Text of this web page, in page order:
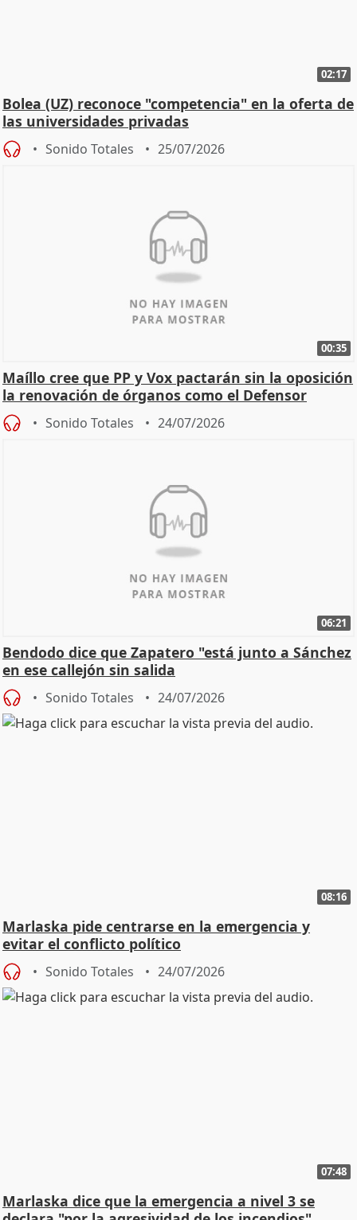
02:17
Bolea (UZ) reconoce "competencia" en la oferta de
las universidades privadas
Sonido Totales 25/07/2026
00:35
Maíllo cree que PP y Vox pactarán sin la oposición
la renovación de órganos como el Defensor
Sonido Totales 24/07/2026
06:21
Bendodo dice que Zapatero "está junto a Sánchez
en ese callejón sin salida
Sonido Totales 24/07/2026
08:16
Marlaska pide centrarse en la emergencia y
evitar el conflicto político
Sonido Totales 24/07/2026
07:48
Marlaska dice que la emergencia a nivel 3 se